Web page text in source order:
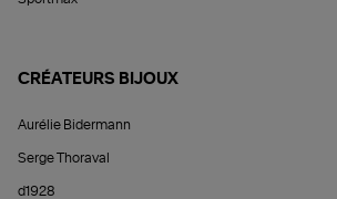
CRÉATEURS BIJOUX
Aurélie Bidermann
Serge Thoraval
d1928